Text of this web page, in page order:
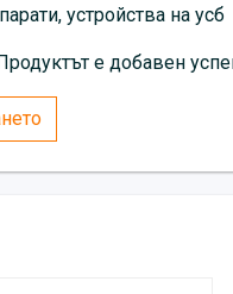
устройства на усб
Продуктът е добавен